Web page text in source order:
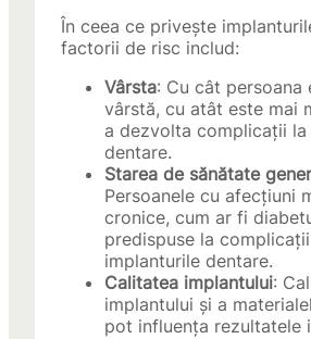
În ceea ce privește
factorii de risc includ:
Vârsta: Cu cât persoana
vârstă, cu atât este mai
a dezvolta complicații
dentare.
Starea de sănătate
Persoanele cu afecțiuni
cronice, cum ar fi
predispuse la
implanturile dentare.
Calitatea implantului:
implantului și a
pot influența rezultatele